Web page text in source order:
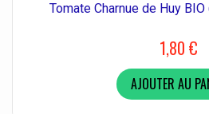
Tomate Charnue de Huy
1,80 €
AJOUTER AU